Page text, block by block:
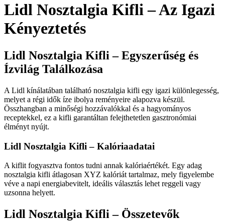
Lidl Nosztalgia Kifli – Az Igazi
Kényeztetés
Lidl Nosztalgia Kifli – Egyszerűség és
Ízvilág Találkozása
A Lidl kínálatában található nosztalgia kifli egy igazi különlegesség,
melyet a régi idők íze ibolya reményeire alapozva készül.
Összhangban a minőségi hozzávalókkal és a hagyományos
receptekkel, ez a kifli garantáltan felejthetetlen gasztronómiai
élményt nyújt.
Lidl Nosztalgia Kifli – Kalóriaadatai
A kiflit fogyasztva fontos tudni annak kalóriaértékét. Egy adag
nosztalgia kifli átlagosan XYZ kalóriát tartalmaz, mely figyelembe
véve a napi energiabevitelt, ideális választás lehet reggeli vagy
uzsonna helyett.
Lidl Nosztalgia Kifli – Összetevők